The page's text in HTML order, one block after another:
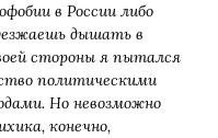
в России либо
дышать в
стороны я пытался
политическими
Но невозможно
конечно,